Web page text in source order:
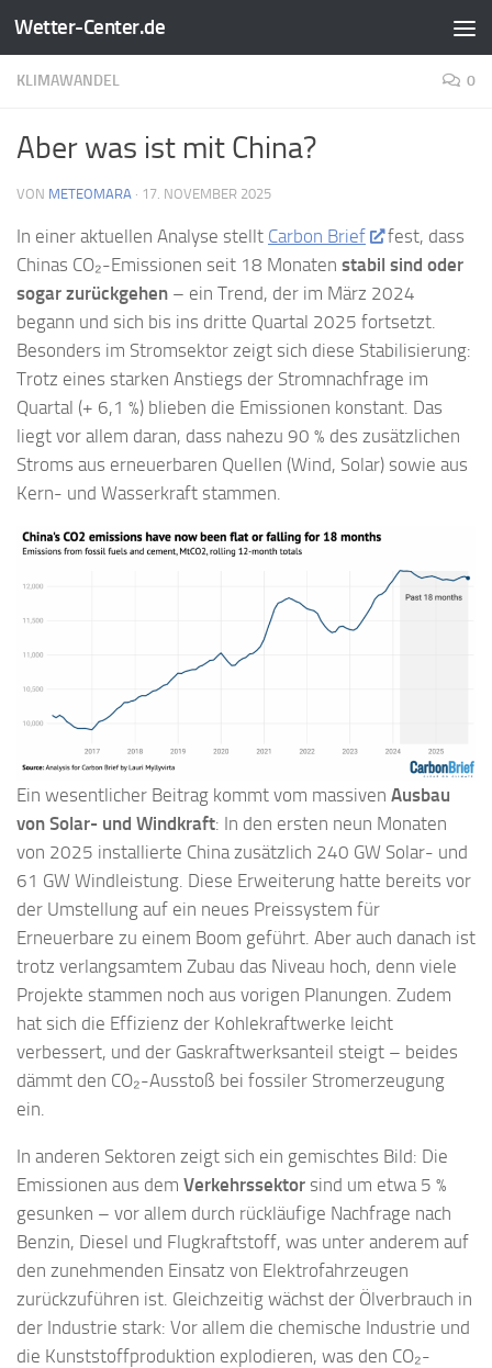
Zum Inhalt springen
Wetter-Center.de
KLIMAWANDEL 0
Aber was ist mit China?
VON METEOMARA · 17. NOVEMBER 2025
In einer aktuellen Analyse stellt Carbon Brief
fest, dass
Chinas CO₂-Emissionen seit 18 Monaten stabil sind oder
sogar zurückgehen – ein Trend, der im März 2024
begann und sich bis ins dritte Quartal 2025 fortsetzt.
Besonders im Stromsektor zeigt sich diese Stabilisierung:
Trotz eines starken Anstiegs der Stromnachfrage im
Quartal (+ 6,1 %) blieben die Emissionen konstant. Das
liegt vor allem daran, dass nahezu 90 % des zusätzlichen
Stroms aus erneuerbaren Quellen (Wind, Solar) sowie aus
Kern- und Wasserkraft stammen.
Ein wesentlicher Beitrag kommt vom massiven Ausbau
von Solar- und Windkraft: In den ersten neun Monaten
von 2025 installierte China zusätzlich 240 GW Solar- und
61 GW Windleistung. Diese Erweiterung hatte bereits vor
der Umstellung auf ein neues Preissystem für
Erneuerbare zu einem Boom geführt. Aber auch danach ist
trotz verlangsamtem Zubau das Niveau hoch, denn viele
Projekte stammen noch aus vorigen Planungen. Zudem
hat sich die Effizienz der Kohlekraftwerke leicht
verbessert, und der Gaskraftwerksanteil steigt – beides
dämmt den CO₂-Ausstoß bei fossiler Stromerzeugung
ein.
In anderen Sektoren zeigt sich ein gemischtes Bild: Die
Emissionen aus dem Verkehrssektor sind um etwa 5 %
gesunken – vor allem durch rückläufige Nachfrage nach
Benzin, Diesel und Flugkraftstoff, was unter anderem auf
den zunehmenden Einsatz von Elektrofahrzeugen
zurückzuführen ist. Gleichzeitig wächst der Ölverbrauch in
der Industrie stark: Vor allem die chemische Industrie und
die Kunststoffproduktion explodieren, was den CO₂-